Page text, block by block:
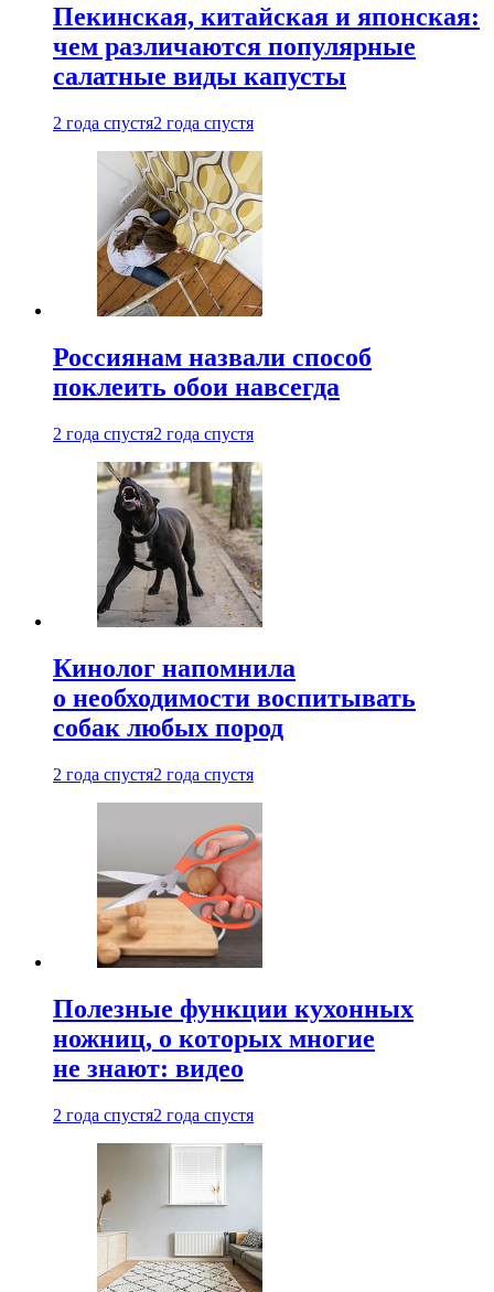
Пекинская, китайская и японская:
чем различаются популярные
салатные виды капусты
2 года спустя2 года спустя
Россиянам назвали способ
поклеить обои навсегда
2 года спустя2 года спустя
Кинолог напомнила
о необходимости воспитывать
собак любых пород
2 года спустя2 года спустя
Полезные функции кухонных
ножниц, о которых многие
не знают: видео
2 года спустя2 года спустя